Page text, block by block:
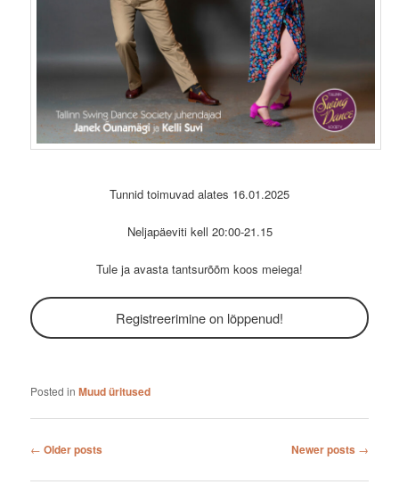
Tunnid toimuvad alates 16.01.2025
Neljapäeviti kell 20:00-21.15
Tule ja avasta tantsurõõm koos meiega!
Registreerimine on lõppenud!
Posted in Muud üritused
Post navigation
← Older posts Newer posts →